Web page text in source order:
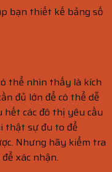
bạn thiết kế bảng số
thể nhìn thấy là kích
đủ lớn để có thể dễ
các đô thị yêu cầu
thật sự đu to để
Nhưng hãy kiểm tra
xác nhận.